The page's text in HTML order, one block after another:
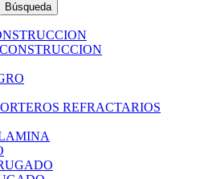
Búsqueda
REFRACTARIOS